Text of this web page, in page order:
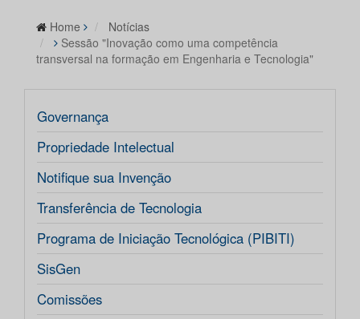
Home
Notícias
Sessão "Inovação como uma competência
transversal na formação em Engenharia e Tecnologia"
Governança
Propriedade Intelectual
Notifique sua Invenção
Transferência de Tecnologia
Programa de Iniciação Tecnológica (PIBITI)
SisGen
Comissões